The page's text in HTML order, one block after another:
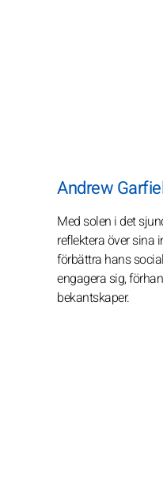
Andrew
Med solen i det
reflektera över sina
förbättra hans
engagera sig,
bekantskaper.